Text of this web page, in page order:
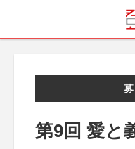
第9回 愛と